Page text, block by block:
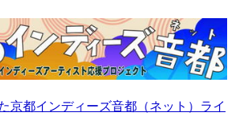
京都インディーズ音都（ネット）ライ